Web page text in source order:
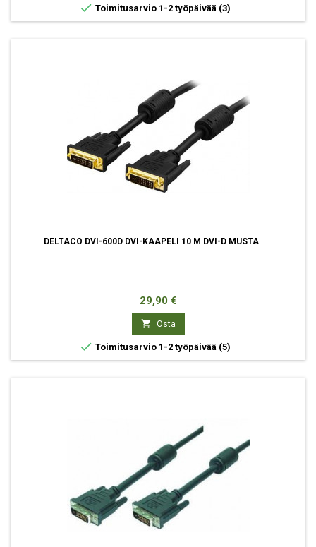
 Toimitusarvio 1-2 työpäivää (3)
DELTACO DVI-600D DVI-KAAPELI 10 M DVI-D MUSTA
Hinta
29,90 €
 Osta
 Toimitusarvio 1-2 työpäivää (5)